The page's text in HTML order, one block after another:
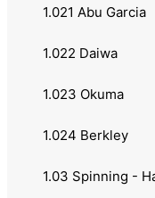
/ 3.0 Krok og Sluk
3.03441
Flatnose Shad JR kan
passa dina fiske
en M-WAR Shallow
addera på en clip
1.021 Abu Garcia
1.022 Daiwa
1.023 Okuma
1.024 Berkley
1.03 Spinning -